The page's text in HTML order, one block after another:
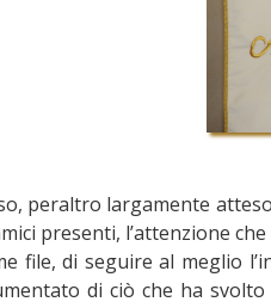
peraltro largamente
presenti, l’attenzione
file, di seguire al meglio
di ciò che ha